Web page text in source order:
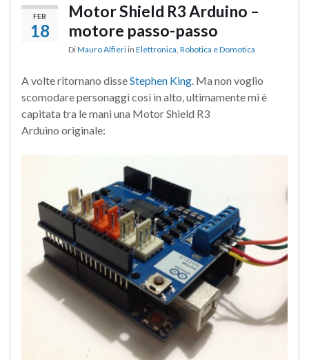
FEB
18
Motor Shield R3 Arduino –
motore passo-passo
DiMauro Alfieri in Elettronica Robotica e Domotica
A volte ritornano disseStephen King . Ma non voglio
scomodare personaggi così in alto, ultimamente mi è
capitata tra le mani una Motor Shield R3
Arduino originale: